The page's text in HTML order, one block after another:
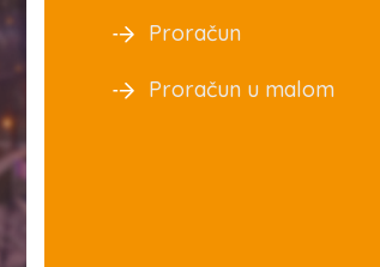
Proračun
Proračun u malom